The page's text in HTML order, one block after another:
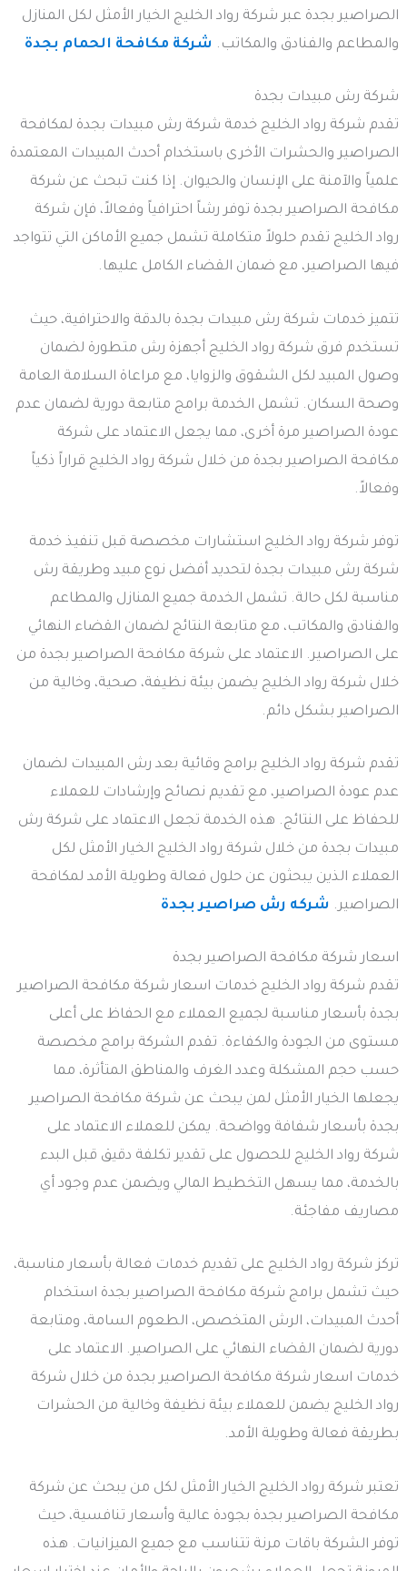
الصراصير بجدة عبر شركة رواد الخليج الخيار الأمثل لكل المنازل
والمطاعم والفنادق والمكاتب. شركة مكافحة الحمام بجدة
شركة رش مبيدات بجدة
تقدم شركة رواد الخليج خدمة شركة رش مبيدات بجدة لمكافحة
الصراصير والحشرات الأخرى باستخدام أحدث المبيدات المعتمدة
علمياً والآمنة على الإنسان والحيوان. إذا كنت تبحث عن شركة
مكافحة الصراصير بجدة توفر رشاً احترافياً وفعالاً، فإن شركة
رواد الخليج تقدم حلولاً متكاملة تشمل جميع الأماكن التي تتواجد
فيها الصراصير، مع ضمان القضاء الكامل عليها.
تتميز خدمات شركة رش مبيدات بجدة بالدقة والاحترافية، حيث
تستخدم فرق شركة رواد الخليج أجهزة رش متطورة لضمان
وصول المبيد لكل الشقوق والزوايا، مع مراعاة السلامة العامة
وصحة السكان. تشمل الخدمة برامج متابعة دورية لضمان عدم
عودة الصراصير مرة أخرى، مما يجعل الاعتماد على شركة
مكافحة الصراصير بجدة من خلال شركة رواد الخليج قراراً ذكياً
وفعالاً.
توفر شركة رواد الخليج استشارات مخصصة قبل تنفيذ خدمة
شركة رش مبيدات بجدة لتحديد أفضل نوع مبيد وطريقة رش
مناسبة لكل حالة. تشمل الخدمة جميع المنازل والمطاعم
والفنادق والمكاتب، مع متابعة النتائج لضمان القضاء النهائي
على الصراصير. الاعتماد على شركة مكافحة الصراصير بجدة من
خلال شركة رواد الخليج يضمن بيئة نظيفة، صحية، وخالية من
الصراصير بشكل دائم.
تقدم شركة رواد الخليج برامج وقائية بعد رش المبيدات لضمان
عدم عودة الصراصير، مع تقديم نصائح وإرشادات للعملاء
للحفاظ على النتائج. هذه الخدمة تجعل الاعتماد على شركة رش
مبيدات بجدة من خلال شركة رواد الخليج الخيار الأمثل لكل
العملاء الذين يبحثون عن حلول فعالة وطويلة الأمد لمكافحة
الصراصير. شركه رش صراصير بجدة
اسعار شركة مكافحة الصراصير بجدة
تقدم شركة رواد الخليج خدمات اسعار شركة مكافحة الصراصير
بجدة بأسعار مناسبة لجميع العملاء مع الحفاظ على أعلى
مستوى من الجودة والكفاءة. تقدم الشركة برامج مخصصة
حسب حجم المشكلة وعدد الغرف والمناطق المتأثرة، مما
يجعلها الخيار الأمثل لمن يبحث عن شركة مكافحة الصراصير
بجدة بأسعار شفافة وواضحة. يمكن للعملاء الاعتماد على
شركة رواد الخليج للحصول على تقدير تكلفة دقيق قبل البدء
بالخدمة، مما يسهل التخطيط المالي ويضمن عدم وجود أي
مصاريف مفاجئة.
تركز شركة رواد الخليج على تقديم خدمات فعالة بأسعار مناسبة،
حيث تشمل برامج شركة مكافحة الصراصير بجدة استخدام
أحدث المبيدات، الرش المتخصص، الطعوم السامة، ومتابعة
دورية لضمان القضاء النهائي على الصراصير. الاعتماد على
خدمات اسعار شركة مكافحة الصراصير بجدة من خلال شركة
رواد الخليج يضمن للعملاء بيئة نظيفة وخالية من الحشرات
بطريقة فعالة وطويلة الأمد.
تعتبر شركة رواد الخليج الخيار الأمثل لكل من يبحث عن شركة
مكافحة الصراصير بجدة بجودة عالية وأسعار تنافسية، حيث
توفر الشركة باقات مرنة تتناسب مع جميع الميزانيات. هذه